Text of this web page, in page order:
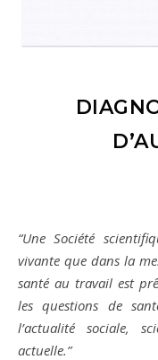
“Une Société scientifique comme la Smsts ne peut rester
vivante que dans la
santé au travail est
les questions de
l’actualité sociale,
actuelle.”